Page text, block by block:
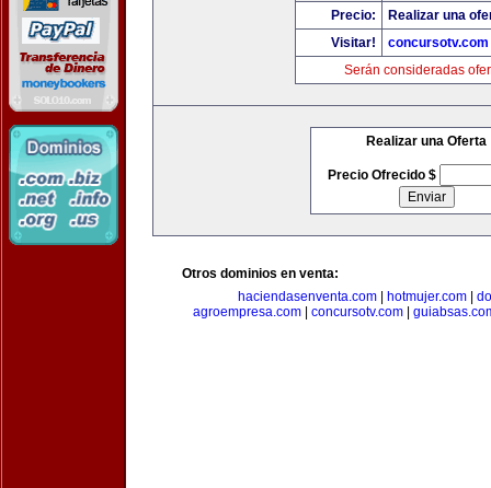
Precio:
Realizar una
Visitar!
concursotv.com
Serán consideradas
Realizar una Oferta
Precio Ofrecido $
Otros dominios en venta:
haciendasenventa.com| hotmujer.com|
agroempresa.com
concursotv.com